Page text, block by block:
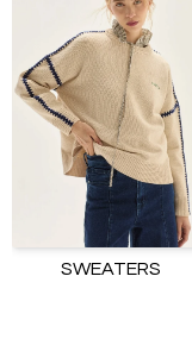
SWEATERS